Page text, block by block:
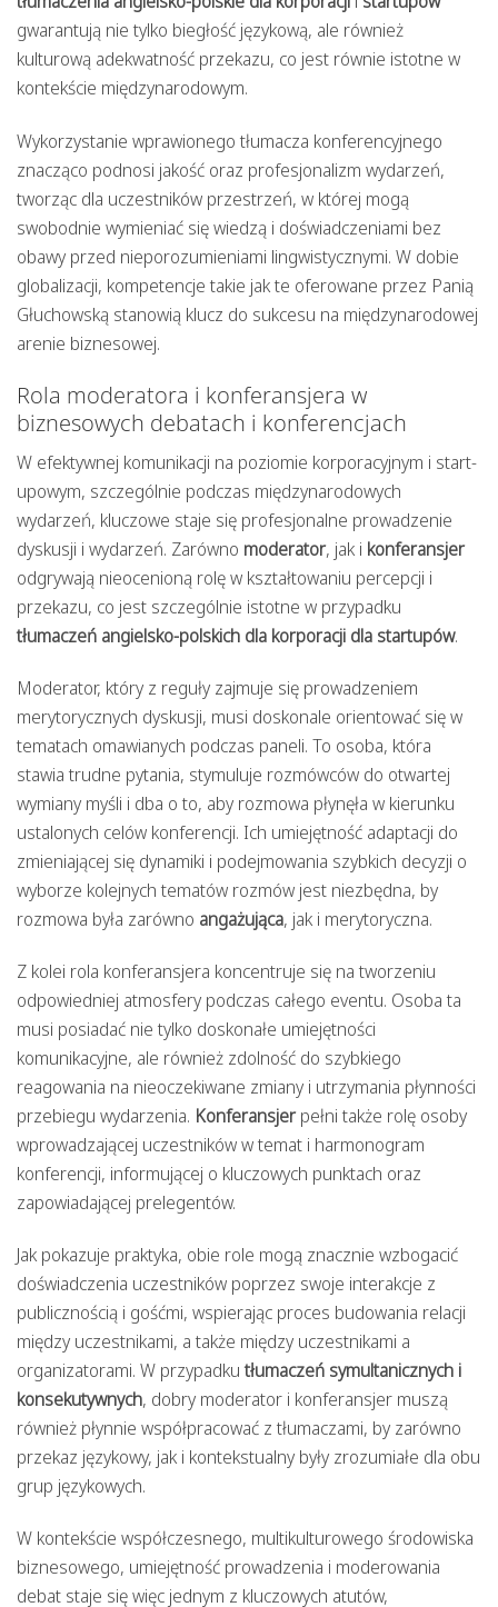
gwarantują nie tylko biegłość językową, ale również
kulturową adekwatność przekazu, co jest równie istotne w
kontekście międzynarodowym.
Wykorzystanie wprawionego tłumacza konferencyjnego
znacząco podnosi jakość oraz profesjonalizm wydarzeń,
tworząc dla uczestników przestrzeń, w której mogą
swobodnie wymieniać się wiedzą i doświadczeniami bez
obawy przed nieporozumieniami lingwistycznymi. W dobie
globalizacji, kompetencje takie jak te oferowane przez Panią
Głuchowską stanowią klucz do sukcesu na międzynarodowej
arenie biznesowej.
Rola moderatora i konferansjera w
biznesowych debatach i konferencjach
W efektywnej komunikacji na poziomie korporacyjnym i start-
upowym, szczególnie podczas międzynarodowych
wydarzeń, kluczowe staje się profesjonalne prowadzenie
dyskusji i wydarzeń. Zarówno moderator, jak i konferansjer
odgrywają nieocenioną rolę w kształtowaniu percepcji i
przekazu, co jest szczególnie istotne w przypadku
tłumaczeń angielsko-polskich dla korporacji dla startupów.
Moderator, który z reguły zajmuje się prowadzeniem
merytorycznych dyskusji, musi doskonale orientować się w
tematach omawianych podczas paneli. To osoba, która
stawia trudne pytania, stymuluje rozmówców do otwartej
wymiany myśli i dba o to, aby rozmowa płynęła w kierunku
ustalonych celów konferencji. Ich umiejętność adaptacji do
zmieniającej się dynamiki i podejmowania szybkich decyzji o
wyborze kolejnych tematów rozmów jest niezbędna, by
rozmowa była zarówno angażująca, jak i merytoryczna.
Z kolei rola konferansjera koncentruje się na tworzeniu
odpowiedniej atmosfery podczas całego eventu. Osoba ta
musi posiadać nie tylko doskonałe umiejętności
komunikacyjne, ale również zdolność do szybkiego
reagowania na nieoczekiwane zmiany i utrzymania płynności
przebiegu wydarzenia. Konferansjerpełni także rolę osoby
wprowadzającej uczestników w temat i harmonogram
konferencji, informującej o kluczowych punktach oraz
zapowiadającej prelegentów.
Jak pokazuje praktyka, obie role mogą znacznie wzbogacić
doświadczenia uczestników poprzez swoje interakcje z
publicznością i gośćmi, wspierając proces budowania relacji
między uczestnikami, a także między uczestnikami a
organizatorami. W przypadkutłumaczeń symultanicznych i
konsekutywnych, dobry moderator i konferansjer muszą
również płynnie współpracować z tłumaczami, by zarówno
przekaz językowy, jak i kontekstualny były zrozumiałe dla obu
grup językowych.
W kontekście współczesnego, multikulturowego środowiska
biznesowego, umiejętność prowadzenia i moderowania
debat staje się więc jednym z kluczowych atutów,